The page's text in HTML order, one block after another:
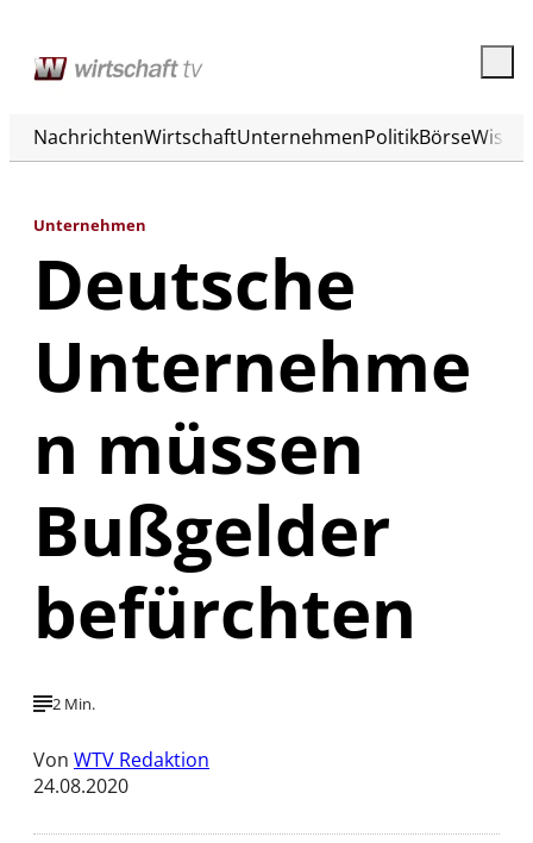
NachrichtenWirtschaftUnternehmenPolitikBörse
Unternehmen
Deutsche
Unternehme
n müssen
Bußgelder
befürchten
2 Min.
Von WTV Redaktion
24.08.2020